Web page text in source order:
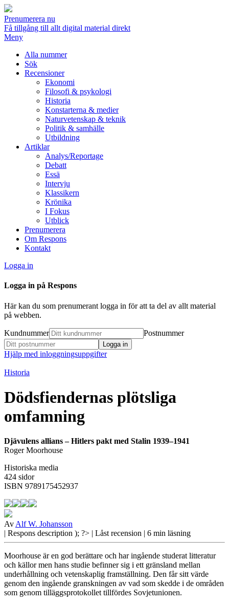
Prenumerera nu
Få tillgång till allt digital material direkt
Meny
Alla nummer
Sök
Recensioner
Ekonomi
Filosofi & psykologi
Historia
Konstarterna & medier
Naturvetenskap & teknik
Politik & samhälle
Utbildning
Artiklar
Analys/Reportage
Debatt
Essä
Intervju
Klassikern
Krönika
I Fokus
Utblick
Prenumerera
Om Respons
Kontakt
Logga in
Logga in på Respons
Här kan du som prenumerant logga in för att ta del av allt material
på webben.
Kundnummer Postnummer
Hjälp med inloggningsuppgifter
Historia
Dödsfiendernas plötsliga
omfamning
Djävulens allians – Hitlers pakt med Stalin 1939–1941
Roger Moorhouse
Historiska media
424 sidor
ISBN 9789175452937
AvAlf W. Johansson
| Respons description ); ?> | Låst recension | 6 min läsning
Moorhouse är en god berättare och har ingående studerat litteratur
och källor men hans studie befinner sig i ett gränsland mellan
underhållning och vetenskaplig framställning. Den får sitt värde
genom den ingående granskningen av vad som skedde i de områden
som genom tilläggsprotokollet tillfördes Sovjetunionen.